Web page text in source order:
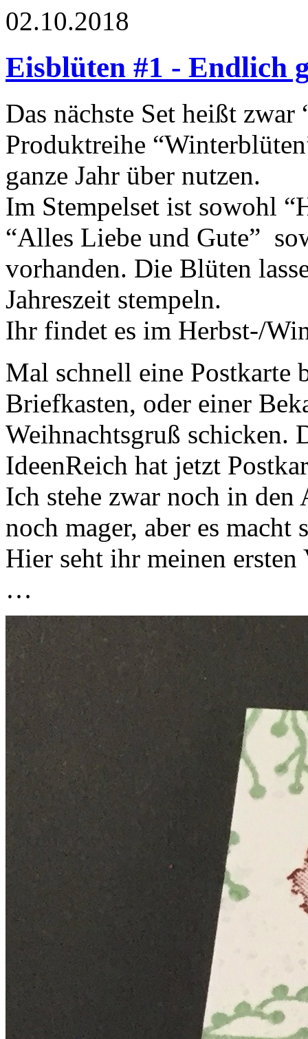
02.10.2018
Eisblüten #1 - Endlich
Das nächste Set heißt
Produktreihe
ganze Jahr über nutzen.
Im Stempelset ist sowohl
“Alles Liebe und Gute”
vorhanden. Die Blüten
Jahreszeit stempeln.
Ihr findet es im Herbst-/
Mal schnell eine Postkarte
Briefkasten, oder einer
Weihnachtsgruß schicken.
IdeenReich hat jetzt
Ich stehe zwar noch in
noch mager, aber es macht
Hier seht ihr meinen ersten
…